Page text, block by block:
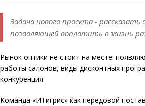
Задача нового проекта -
позволяющей воплотить в жизнь
Рынок оптики не стоит на месте:
работы салонов, виды дисконтных
конкуренция.
Команда «ИТигрис» как передовой